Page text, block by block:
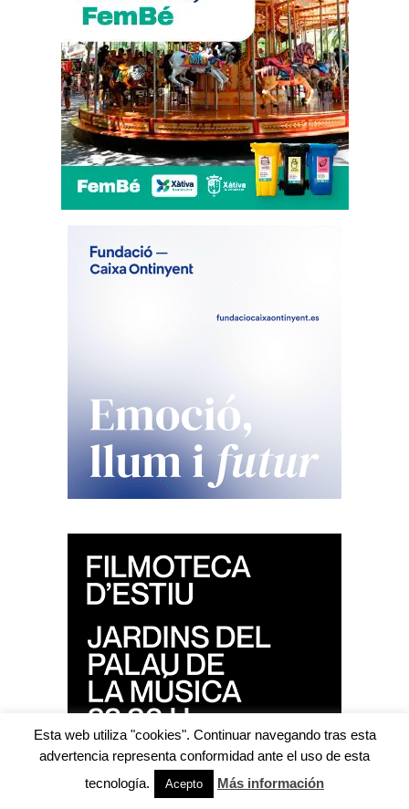
Esta web utiliza "cookies". Continuar navegando tras esta
advertencia representa conformidad ante el uso de esta
tecnología.
Acepto Más información